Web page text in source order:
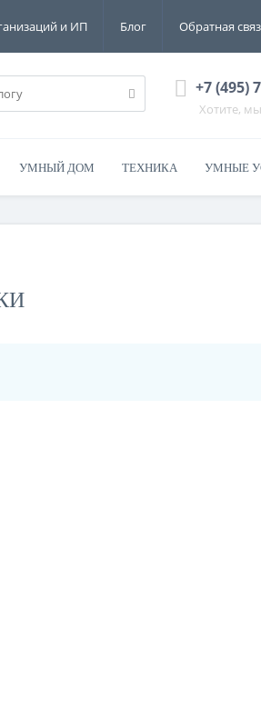
и ИП Блог Обратная
+7 (495)
Хотите,
УМНЫЙ ДОМ ТЕХНИКА УМНЫЕ